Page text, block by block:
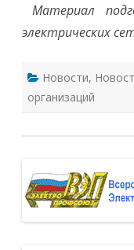
Материал
электрических
Новости,
организаций